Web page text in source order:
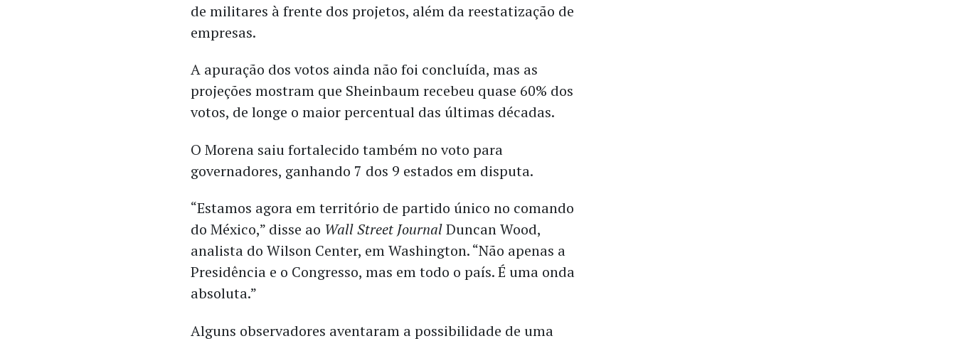
de militares à frente dos projetos, além da reestatização de
empresas.
A apuração dos votos ainda não foi concluída, mas as
projeções mostram que Sheinbaum recebeu quase 60% dos
votos, de longe o maior percentual das últimas décadas.
O Morena saiu fortalecido também no voto para
governadores, ganhando 7 dos 9 estados em disputa.
“Estamos agora em território de partido único no comando
do México,” disse ao Wall Street JournalDuncan Wood,
analista do Wilson Center, em Washington. “Não apenas a
Presidência e o Congresso, mas em todo o país. É uma onda
absoluta.”
Alguns observadores aventaram a possibilidade de uma